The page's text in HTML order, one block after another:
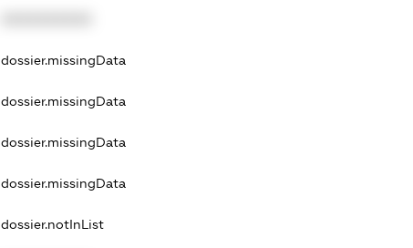
dossier.missingData
dossier.missingData
dossier.missingData
dossier.missingData
dossier.notInList